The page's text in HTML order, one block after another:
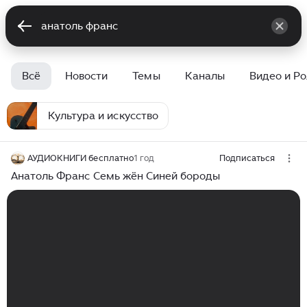
Всё Новости Темы Каналы Видео и
Культура и искусство
АУДИОКНИГИ бесплатно1 год Подписаться
Анатоль Франс Семь жён Синей бороды